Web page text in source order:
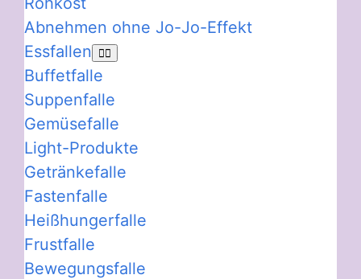
Abnehmen ohne Jo-Jo-Effekt
Essfallen
Buffetfalle
Suppenfalle
Gemüsefalle
Light-Produkte
Getränkefalle
Fastenfalle
Heißhungerfalle
Frustfalle
Bewegungsfalle